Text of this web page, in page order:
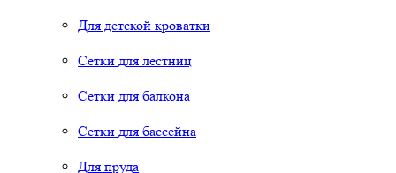
Для детской кроватки
Сетки для лестниц
Сетки для балкона
Сетки для бассейна
Для пруда